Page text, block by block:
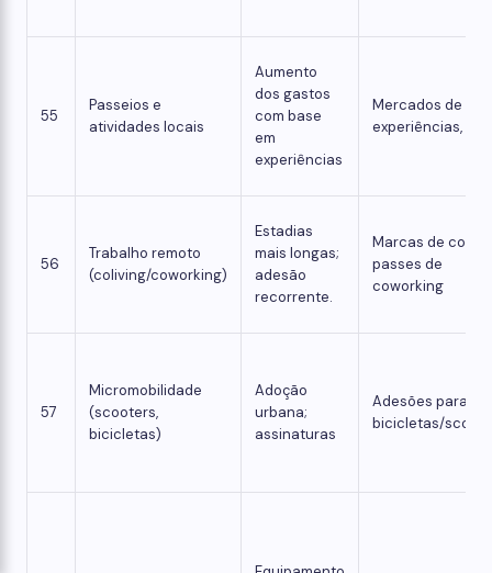
55
Passeios e
atividades locais
Aumento
dos gastos
com base
em
experiências
Mercados de
experiências,
56
Trabalho remoto
(coliving/coworking)
Estadias
mais longas;
adesão
recorrente.
Marcas de
passes de
coworking
57
Micromobilidade
(scooters,
bicicletas)
Adoção
urbana;
assinaturas
Adesões para
bicicletas/